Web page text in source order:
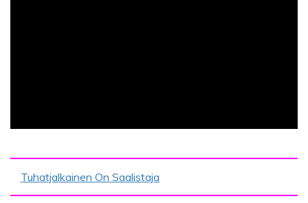
Tuhatjalkainen On Saalistaja